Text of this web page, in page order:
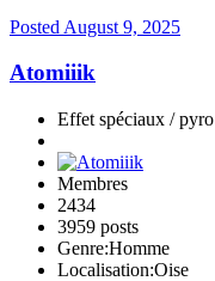
Posted August 9, 2025
Atomiiik
Effet spéciaux / pyro
Membres
2434
3959 posts
Genre:Homme
Localisation:Oise